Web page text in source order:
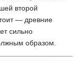
второй
— древние
сильно
образом.